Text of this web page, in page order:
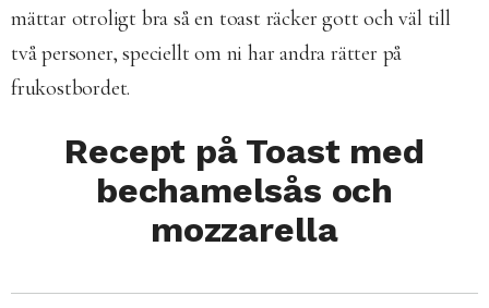
mättar otroligt bra så en toast räcker gott och väl till
två personer, speciellt om ni har andra rätter på
frukostbordet.
Recept på Toast med
bechamelsås och
mozzarella